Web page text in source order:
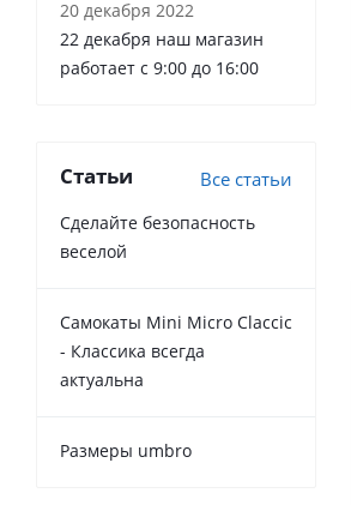
20 декабря 2022
22 декабря наш магазин
работает с 9:00 до 16:00
Статьи Все статьи
Сделайте безопасность
веселой
Самокаты Mini Micro Claccic
- Классика всегда
актуальна
Размеры umbro